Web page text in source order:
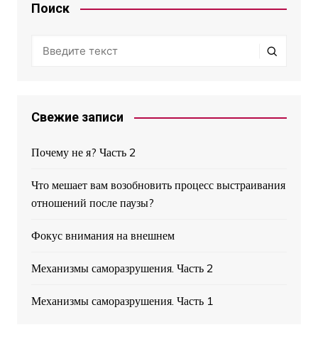
Поиск
Свежие записи
​​Почему не я? Часть 2
Что мешает вам возобновить процесс выстраивания
отношений после паузы?
Фокус внимания на внешнем
Механизмы саморазрушения. Часть 2
Механизмы саморазрушения. Часть 1